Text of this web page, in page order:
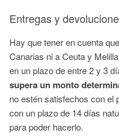
Entregas y
Hay que tener en cuenta
Canarias ni a Ceuta y
en un plazo de entre 2 y 3
supera un monto
no estén satisfechos con el
con un plazo de 14 días
para poder hacerlo.